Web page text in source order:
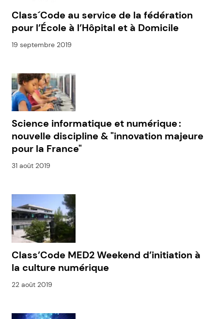
Class´Code au service de la fédération
pour l’École à l’Hôpital et à Domicile
19 septembre 2019
Science informatique et numérique :
nouvelle discipline & "innovation majeure
pour la France"
31 août 2019
Class’Code MED2 Weekend d’initiation à
la culture numérique
22 août 2019